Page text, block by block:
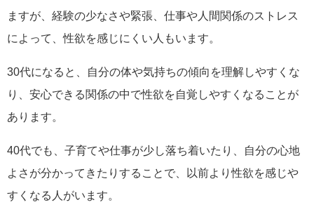
ますが、経験の少なさや緊張、仕事や人間関係のストレス
によって、性欲を感じにくい人もいます。
30代になると、自分の体や気持ちの傾向を理解しやすくな
り、安心できる関係の中で性欲を自覚しやすくなることが
あります。
40代でも、子育てや仕事が少し落ち着いたり、自分の心地
よさが分かってきたりすることで、以前より性欲を感じや
すくなる人がいます。